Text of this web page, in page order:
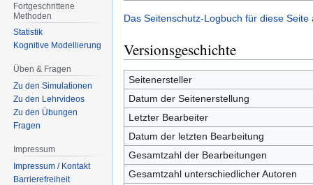
Das Seitenschutz-Logbuch für diese Seite
Versionsgeschichte
Seitenersteller
Datum der Seitenerstellung
Letzter Bearbeiter
Datum der letzten Bearbeitung
Gesamtzahl der Bearbeitungen
Gesamtzahl unterschiedlicher Autoren
Fortgeschrittene
Methoden
Statistik
Kognitive Modellierung
Üben & Fragen
Zu den Simulationen
Zu den Lehrvideos
Zu den Übungen
Fragen
Impressum
Impressum / Kontakt
Barrierefreiheit